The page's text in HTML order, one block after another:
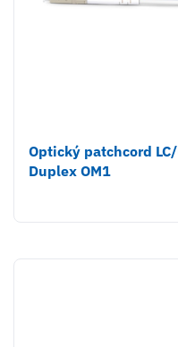
Optický patchcord
Duplex OM1